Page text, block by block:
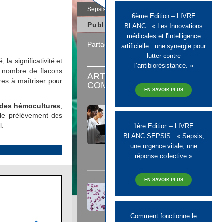
6ème Edition – LIVRE
BLANC : « Les Innovations
médicales et l’intelligence
artificielle : une synergie pour
lutter contre
l’antibiorésistance. »
EN SAVOIR PLUS
1ère Edition – LIVRE
BLANC SEPSIS : « Sepsis,
une urgence vitale, une
réponse collective »
EN SAVOIR PLUS
Comment fonctionne le
la significativité et
de flacons
à maîtriser pour
hémocultures
prélèvement des
sepsis
Publié le 03 mai 2021
Partager
ARTICLES
COMPLÉMENTAIRES
Des solutions pour suivre
Lire
Changer de concept pour